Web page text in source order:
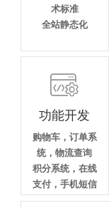
术标准
全站静态化

功能开发
购物车，订单系
统，物流查询
积分系统，在线
支付，手机短信